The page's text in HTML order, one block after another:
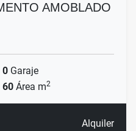
AMOBLADO
0 Garaje
60 Área m2
Alquiler